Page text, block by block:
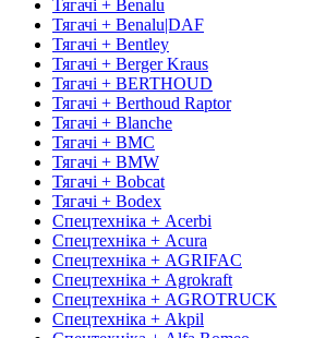
Тягачі + Benalu
Тягачі + Benalu|DAF
Тягачі + Bentley
Тягачі + Berger Kraus
Тягачі + BERTHOUD
Тягачі + Berthoud Raptor
Тягачі + Blanche
Тягачі + BMC
Тягачі + BMW
Тягачі + Bobcat
Тягачі + Bodex
Спецтехніка + Acerbi
Спецтехніка + Acura
Спецтехніка + AGRIFAC
Спецтехніка + Agrokraft
Спецтехніка + AGROTRUCK
Спецтехніка + Akpil